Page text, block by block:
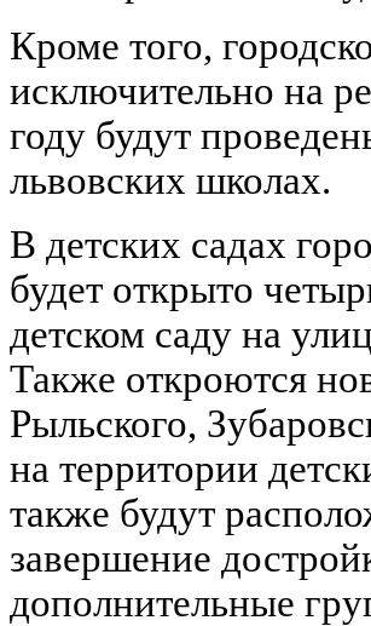
Кроме того,
исключительно на
году будут
львовских школах.
В детских садах
будет открыто
детском саду на
Также откроются
Рыльского,
на территории
также будут
завершение
дополнительные